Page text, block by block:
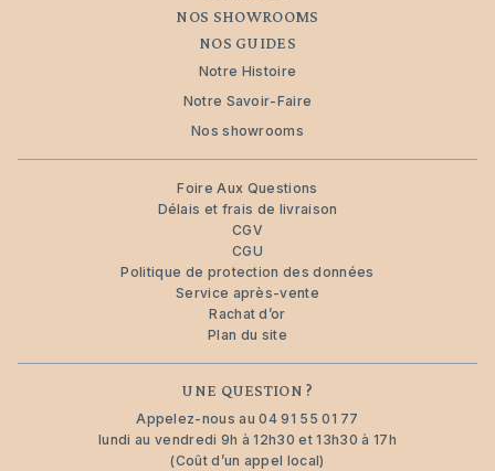
NOS SHOWROOMS
NOS GUIDES
Notre Histoire
Notre Savoir-Faire
Nos showrooms
Foire Aux Questions
Délais et frais de livraison
CGV
CGU
Politique de protection des données
Service après-vente
Rachat d’or
Plan du site
UNE QUESTION ?
Appelez-nous au04 91 55 01 77
lundi au vendredi 9h à 12h30 et 13h30 à 17h
(Coût d’un appel local)